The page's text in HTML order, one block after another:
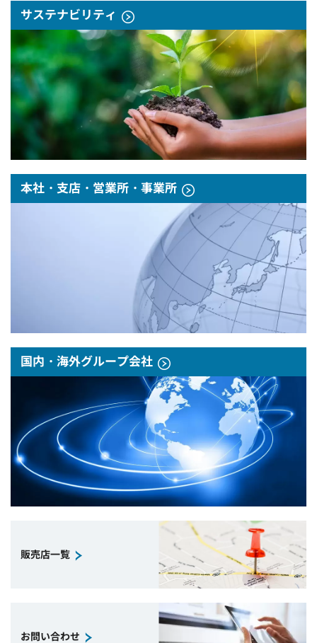
サステナビリティ
本社・支店・営業所・事業所
国内・海外グループ会社
販売店一覧
お問い合わせ